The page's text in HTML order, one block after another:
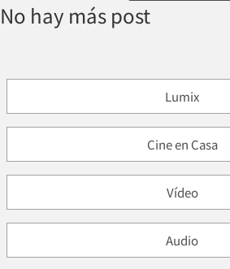
No hay más post
Lumix
Cine en Casa
Vídeo
Audio